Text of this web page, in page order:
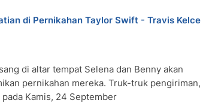
di Pernikahan Taylor Swift - Travis Kelce
di altar tempat Selena dan Benny akan
pernikahan mereka. Truk-truk pengiriman,
Kamis, 24 September